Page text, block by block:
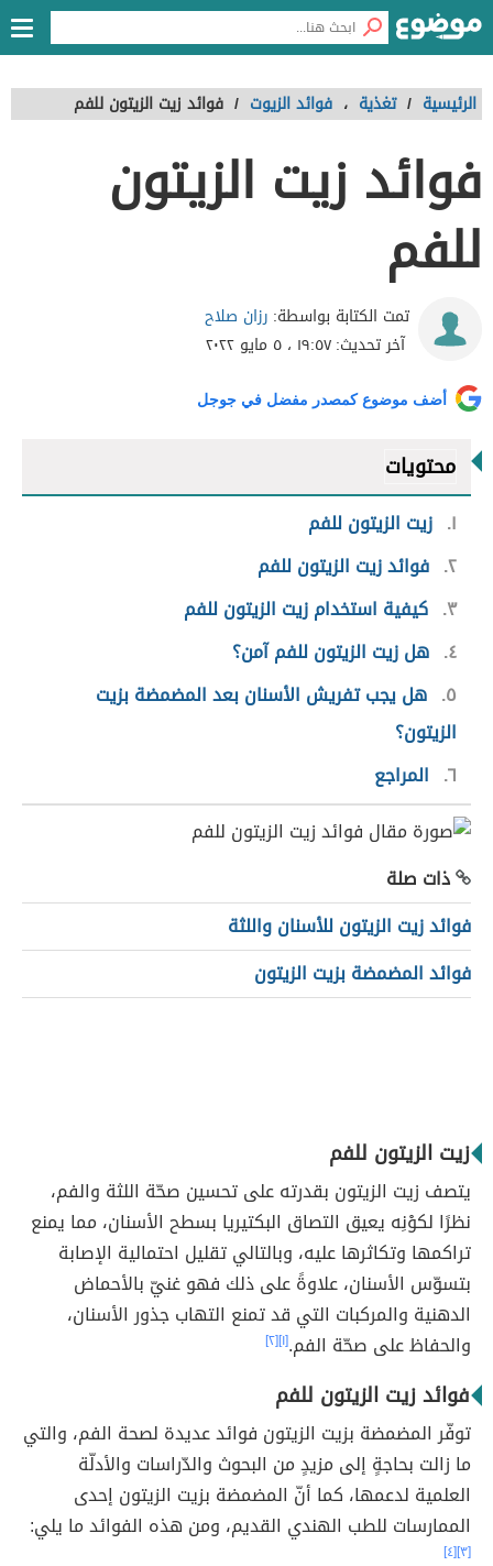
الرئيسية / تغذية ، فوائد الزيوت / فوائد زيت الزيتون للفم
فوائد زيت الزيتون
للفم
تمت الكتابة بواسطة: رزان صلاح
آخر تحديث:١٩:٥٧ ، ٥ مايو ٢٠٢٢
أضف موضوع كمصدر مفضل في جوجل
محتويات
١ زيت الزيتون للفم
٢ فوائد زيت الزيتون للفم
٣ كيفية استخدام زيت الزيتون للفم
٤ هل زيت الزيتون للفم آمن؟
٥ هل يجب تفريش الأسنان بعد المضمضة بزيت
الزيتون؟
٦ المراجع
ذات صلة
فوائد زيت الزيتون للأسنان واللثة
فوائد المضمضة بزيت الزيتون
زيت الزيتون للفم
يتصف زيت الزيتون بقدرته على تحسين صحّة اللثة والفم،
نظرًا لكوْنِه يعيق التصاق البكتيريا بسطح الأسنان، مما يمنع
تراكمها وتكاثرها عليه، وبالتالي تقليل احتمالية الإصابة
بتسوّس الأسنان، علاوةً على ذلك فهو غنيّ بالأحماض
الدهنية والمركبات التي قد تمنع التهاب جذور الأسنان،
والحفاظ على صحّة الفم.[١] [٢]
فوائد زيت الزيتون للفم
توفّر المضمضة بزيت الزيتون فوائد عديدة لصحة الفم، والتي
ما زالت بحاجةٍ إلى مزيدٍ من البحوث والدّراسات والأدلّة
العلمية لدعمها، كما أنّ المضمضة بزيت الزيتون إحدى
الممارسات للطب الهندي القديم، ومن هذه الفوائد ما يلي:
[٣] [٤]